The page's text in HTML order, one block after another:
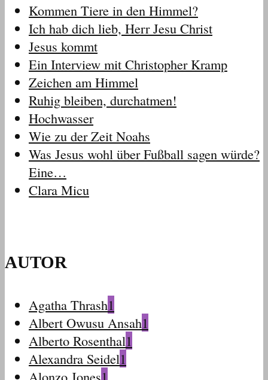
Kommen Tiere in den Himmel?
Ich hab dich lieb, Herr Jesu Christ
Jesus kommt
Ein Interview mit Christopher Kramp
Zeichen am Himmel
Ruhig bleiben, durchatmen!
Hochwasser
Wie zu der Zeit Noahs
Was Jesus wohl über Fußball sagen würde?
Eine…
Clara Micu
AUTOR
Agatha Thrash1
Albert Owusu Ansah1
Alberto Rosenthal1
Alexandra Seidel1
Alonzo Jones1